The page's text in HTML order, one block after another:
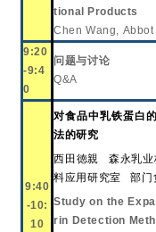
tional Products
Chen Wang,
9:20
-9:4
0
问题与讨论
Q&A
9:40
-10:
10
对食品中乳铁蛋白
法的研究
西田徳親 森永乳
料应用研究室部门
Study on the
rin Detection